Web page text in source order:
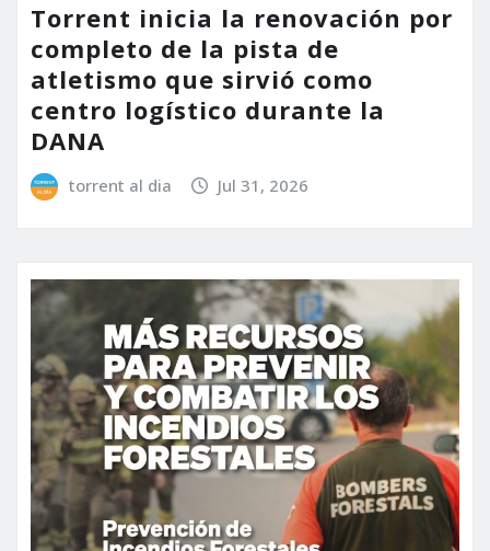
Torrent inicia la renovación por
completo de la pista de
atletismo que sirvió como
centro logístico durante la
DANA
torrent al dia Jul 31, 2026